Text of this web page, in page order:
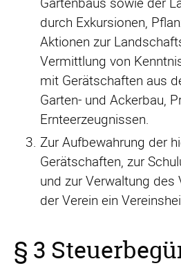
durch Exkursionen,
Aktionen zur
Vermittlung von
mit Gerätschaften aus
Garten- und Ackerbau,
Ernteerzeugnissen.
Zur Aufbewahrung der
Gerätschaften, zur
und zur Verwaltung des
der Verein ein
§ 3